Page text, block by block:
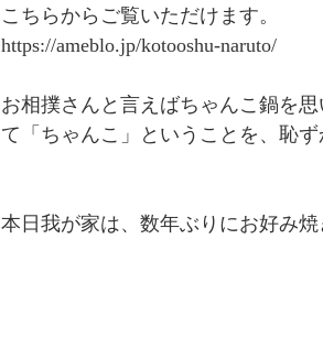
こちらからご覧いただけます。
https://ameblo.jp/kotooshu-naruto/
お相撲さんと言えばちゃんこ鍋を
て「ちゃんこ」ということを、恥
本日我が家は、数年ぶりにお好み焼